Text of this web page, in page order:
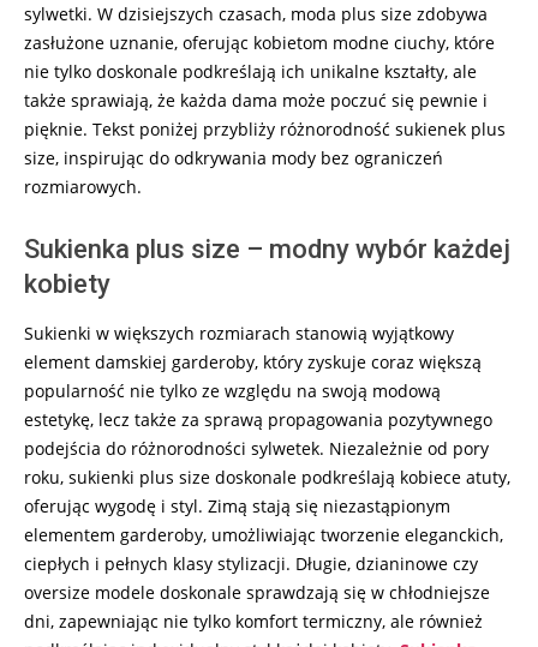
sylwetki. W dzisiejszych czasach, moda plus size zdobywa
zasłużone uznanie, oferując kobietom modne ciuchy, które
nie tylko doskonale podkreślają ich unikalne kształty, ale
także sprawiają, że każda dama może poczuć się pewnie i
pięknie. Tekst poniżej przybliży różnorodność sukienek plus
size, inspirując do odkrywania mody bez ograniczeń
rozmiarowych.
Sukienka plus size – modny wybór każdej
kobiety
Sukienki w większych rozmiarach stanowią wyjątkowy
element damskiej garderoby, który zyskuje coraz większą
popularność nie tylko ze względu na swoją modową
estetykę, lecz także za sprawą propagowania pozytywnego
podejścia do różnorodności sylwetek. Niezależnie od pory
roku, sukienki plus size doskonale podkreślają kobiece atuty,
oferując wygodę i styl. Zimą stają się niezastąpionym
elementem garderoby, umożliwiając tworzenie eleganckich,
ciepłych i pełnych klasy stylizacji. Długie, dzianinowe czy
oversize modele doskonale sprawdzają się w chłodniejsze
dni, zapewniając nie tylko komfort termiczny, ale również